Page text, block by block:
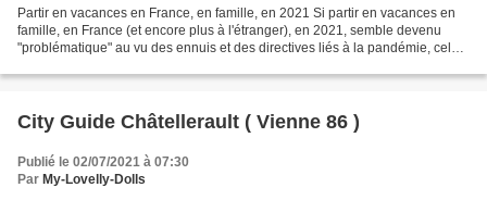
Partir en vacances en France, en famille, en 2021 Si partir en vacances en
famille, en France (et encore plus à l'étranger), en 2021, semble devenu
"problématique" au vu des ennuis et des directives liés à la pandémie, cela
City Guide Châtellerault ( Vienne 86 )
Publié le 02/07/2021 à 07:30
Par My-Lovelly-Dolls